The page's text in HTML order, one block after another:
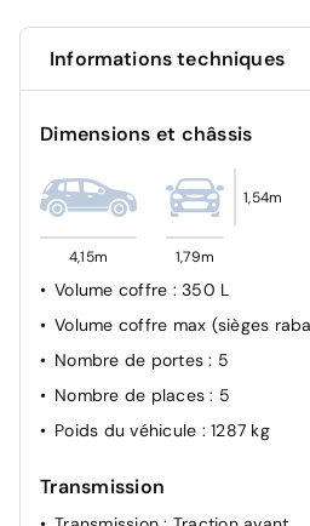
Informations techniques
Dimensions et châssis
4,15m 1,79m
1,54m
Volume coffre : 350 L
Volume coffre max (sièges
Nombre de portes: 5
Nombre de places: 5
Poids du véhicule : 1287 kg
Transmission